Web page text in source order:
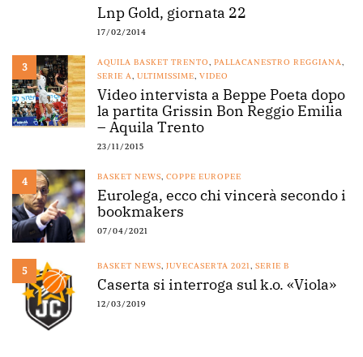
Lnp Gold, giornata 22
17/02/2014
3 AQUILA BASKET TRENTO, PALLACANESTRO REGGIANA,
SERIE A, ULTIMISSIME, VIDEO
Video intervista a Beppe Poeta dopo
la partita Grissin Bon Reggio Emilia
– Aquila Trento
23/11/2015
4 BASKET NEWS, COPPE EUROPEE
Eurolega, ecco chi vincerà secondo i
bookmakers
07/04/2021
5 BASKET NEWS, JUVECASERTA 2021, SERIE B
Caserta si interroga sul k.o. «Viola»
12/03/2019